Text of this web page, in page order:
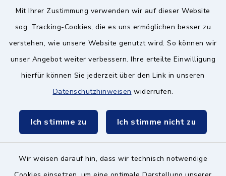
Mit Ihrer Zustimmung verwenden wir auf dieser Website
sog. Tracking-Cookies, die es uns ermöglichen besser zu
verstehen, wie unsere Website genutzt wird. So können wir
unser Angebot weiter verbessern. Ihre erteilte Einwilligung
hierfür können Sie jederzeit über den Link in unseren
Datenschutzhinweisen widerrufen.
Ich stimme zu Ich stimme nicht zu
Wir weisen darauf hin, dass wir technisch notwendige
Quicklinks
BayernPortal
Landratsamt München
Zweckverband München Südost